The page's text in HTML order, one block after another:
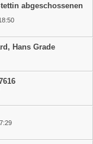
abgeschossenen
Hans Grade